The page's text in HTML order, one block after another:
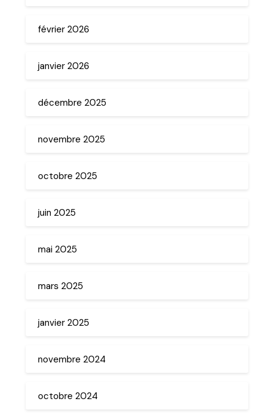
février 2026
janvier 2026
décembre 2025
novembre 2025
octobre 2025
juin 2025
mai 2025
mars 2025
janvier 2025
novembre 2024
octobre 2024